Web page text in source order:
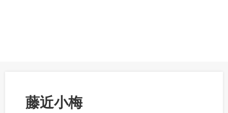
藤近小梅